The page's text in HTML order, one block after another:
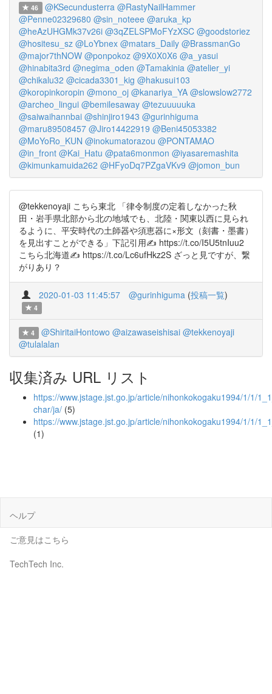
46 @KSecundusterra @RastyNailHammer
@Penne02329680 @sin_noteee @aruka_kp
@heAzUHGMk37v26i @3qZELSPMoFYzXSC @goodstoriez
@hositesu_sz @LoYbnex @matars_Daily @BrassmanGo
@major7thNOW @ponpokoz @9X0X0X6 @a_yasui
@hinabita3rd @negima_oden @Tamakinia @atelier_yi
@chikalu32 @cicada3301_kig @hakusui103
@koropinkoropin @mono_oj @kanariya_YA @slowslow2772
@archeo_lingui @bemilesaway @tezuuuuuka
@saiwaihannbai @shinjiro1943 @gurinhiguma
@maru89508457 @Jiro14422919 @Beni45053382
@MoYoRo_KUN @inokumatorazou @PONTAMAO
@in_front @Kai_Hatu @pata6monmon @iyasaremashita
@kimunkamuida262 @HFyoDq7PZgaVKv9 @jomon_bun
@tekkenoyaji こちら東北 「律令制度の定着しなかった秋
田・岩手県北部から北の地域でも、北陸・関東以西に見られ
るように、平安時代の土師器や須恵器に×形文（刻書・墨書）
を見出すことができる」下記引用✍ https://t.co/I5U5tnIuu2
こちら北海道✍ https://t.co/Lc6ufHkz2S ざっと見ですが、繋
がりあり？
2020-01-03 11:45:57 @gurinhiguma (投稿一覧)
4
4 @ShiritaiHontowo @aizawaseishisai @tekkenoyaji
@tulalalan
収集済み URL リスト
https://www.jstage.jst.go.jp/article/nihonkokogaku1994/1/1/
char/ja/ (5)
https://www.jstage.jst.go.jp/article/nihonkokogaku1994/1/1/
(1)
ヘルプ
ご意見はこちら
TechTech Inc.